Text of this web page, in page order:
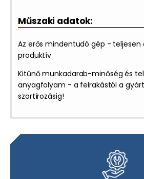
Műszaki adatok:
Az erős mindentudó gép -
produktív
Kitűnő munkadarab-minőség és
anyagfolyam - a felrakástól a
szortírozásig!